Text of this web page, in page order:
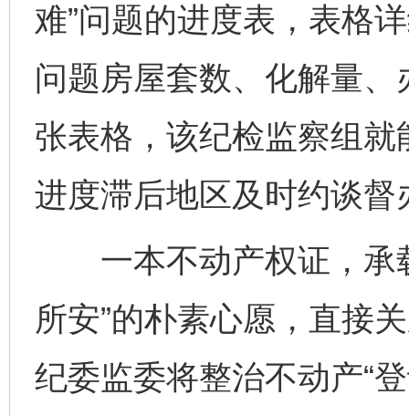
难”问题的进度表，表格
问题房屋套数、化解量
张表格，该纪检监察组
进度滞后地区及时约谈
一本不动产权证，承
所安”的朴素心愿，直接
纪委监委将整治不动产“